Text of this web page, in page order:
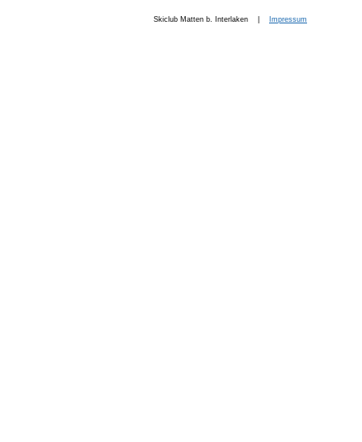
Skiclub Matten b. Interlaken | Impressum